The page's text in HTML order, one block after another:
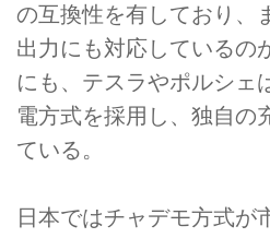
の互換性を有しており、
出力にも対応しているの
にも、テスラやポルシェ
電方式を採用し、独自の
ている。
日本ではチャデモ方式が